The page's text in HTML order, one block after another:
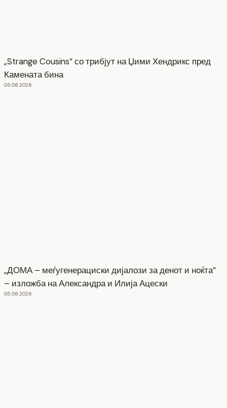
„Strange Cousins“ со трибјут на Џими Хендрикс пред
Камената бина
05.08.2026
„ДОМА – меѓугенерациски дијалози за денот и ноќта“
– изложба на Александра и Илија Ацески
05.08.2026